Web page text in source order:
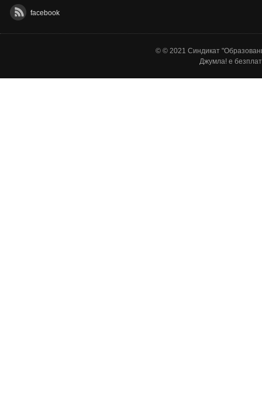
facebook
© © 2021 Синдикат
Джумла! е